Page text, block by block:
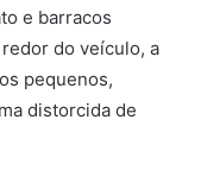
e barracos
do veículo, a
pequenos,
distorcida de